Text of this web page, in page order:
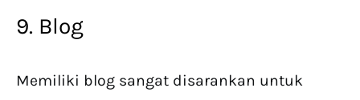
9. Blog
Memiliki blog sangat disarankan untuk